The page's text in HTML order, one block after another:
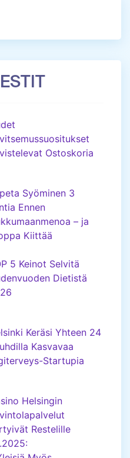
Ostoskoria
Syöminen 3
Ennen
– ja
Kiittää
5 Keinot Selvitä
Dietistä
Keräsi Yhteen 24
Kasvavaa
Startupia
Helsingin
Restelille